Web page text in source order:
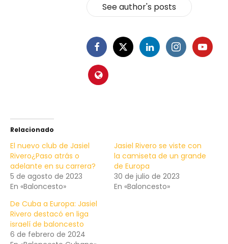
See author's posts
Relacionado
El nuevo club de Jasiel
Rivero¿Paso atrás o
adelante en su carrera?
5 de agosto de 2023
En «Baloncesto»
Jasiel Rivero se viste con
la camiseta de un grande
de Europa
30 de julio de 2023
En «Baloncesto»
De Cuba a Europa: Jasiel
Rivero destacó en liga
israelí de baloncesto
6 de febrero de 2024